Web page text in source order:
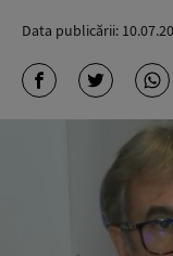
Data publicării: